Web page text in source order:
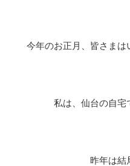
今年のお正月、皆さまは
私は、仙台の自宅
昨年は結